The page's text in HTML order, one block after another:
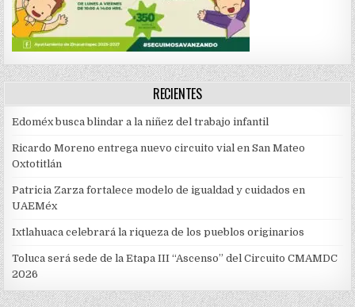
RECIENTES
Edoméx busca blindar a la niñez del trabajo infantil
Ricardo Moreno entrega nuevo circuito vial en San Mateo
Oxtotitlán
Patricia Zarza fortalece modelo de igualdad y cuidados en
UAEMéx
Ixtlahuaca celebrará la riqueza de los pueblos originarios
Toluca será sede de la Etapa III “Ascenso” del Circuito CMAMDC
2026